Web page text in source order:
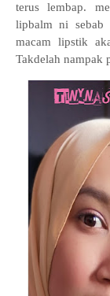
terus lembap.
lipbalm ni sebab
macam lipstik
Takdelah nampak